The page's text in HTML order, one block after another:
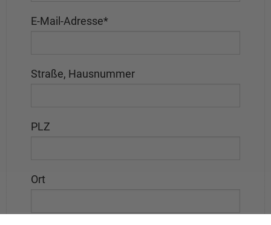
E-Mail-Adresse*
Straße, Hausnummer
PLZ
Ort